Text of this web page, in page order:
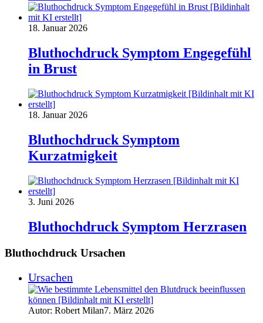
18. Januar 2026
Bluthochdruck Symptom Engegefühl
in Brust
18. Januar 2026
Bluthochdruck Symptom
Kurzatmigkeit
3. Juni 2026
Bluthochdruck Symptom Herzrasen
Bluthochdruck Ursachen
Ursachen
Autor: Robert Milan7. März 2026